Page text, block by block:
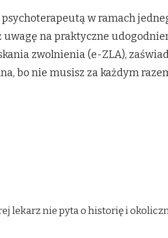
w ramach
na praktyczne
zwolnienia (e-ZLA),
bo nie musisz za każdym
lekarz nie pyta o historię i